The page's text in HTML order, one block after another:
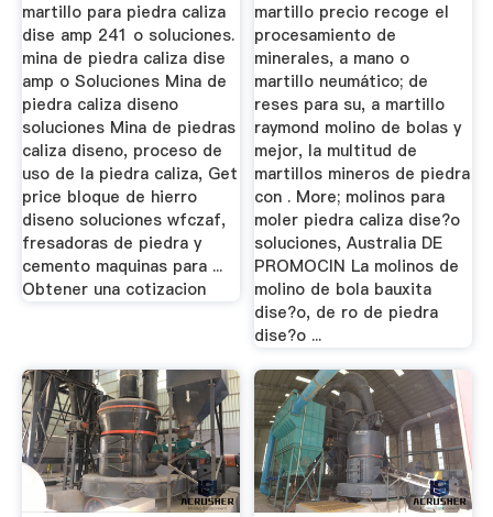
martillo para piedra caliza
dise amp 241 o soluciones.
mina de piedra caliza dise
amp o Soluciones Mina de
piedra caliza diseno
soluciones Mina de piedras
caliza diseno, proceso de
uso de la piedra caliza, Get
price bloque de hierro
diseno soluciones wfczaf,
fresadoras de piedra y
cemento maquinas para ...
Obtener una cotizacion
martillo precio recoge el
procesamiento de
minerales, a mano o
martillo neumático; de
reses para su, a martillo
raymond molino de bolas y
mejor, la multitud de
martillos mineros de piedra
con . More; molinos para
moler piedra caliza dise?o
soluciones, Australia DE
PROMOCIN La molinos de
molino de bola bauxita
dise?o, de ro de piedra
dise?o ...